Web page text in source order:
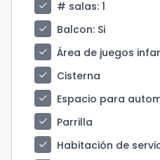
check
# salas: 1
check
Balcon: Si
check
Área de juegos
check
Cisterna
check
Espacio para
check
Parrilla
check
Habitación de